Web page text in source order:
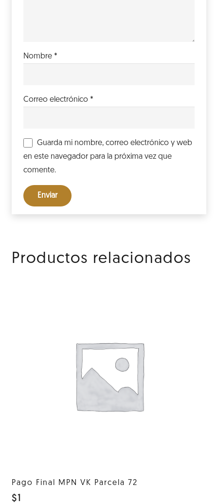
Nombre *
Correo electrónico *
Guarda mi nombre, correo electrónico y web
en este navegador para la próxima vez que
comente.
Productos relacionados
Pago Final MPN VK Parcela 72
$1